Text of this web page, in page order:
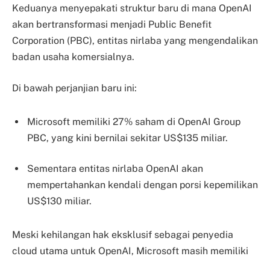
Keduanya menyepakati struktur baru di mana OpenAI
akan bertransformasi menjadi Public Benefit
Corporation (PBC), entitas nirlaba yang mengendalikan
badan usaha komersialnya.
Di bawah perjanjian baru ini:
Microsoft memiliki 27% saham di OpenAI Group
PBC, yang kini bernilai sekitar US$135 miliar.
Sementara entitas nirlaba OpenAI akan
mempertahankan kendali dengan porsi kepemilikan
US$130 miliar.
Meski kehilangan hak eksklusif sebagai penyedia
cloud utama untuk OpenAI, Microsoft masih memiliki